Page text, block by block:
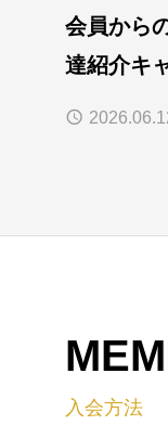
会員から
達紹介キ
入会方法